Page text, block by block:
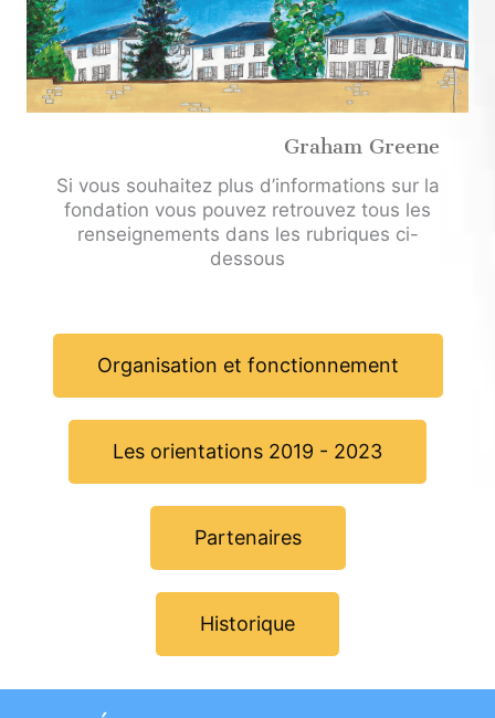
Graham Greene
Si vous souhaitez plus d’informations sur la
fondation vous pouvez retrouvez tous les
renseignements dans les rubriques ci-
dessous
Organisation et fonctionnement
Les orientations 2019 - 2023
Partenaires
Historique